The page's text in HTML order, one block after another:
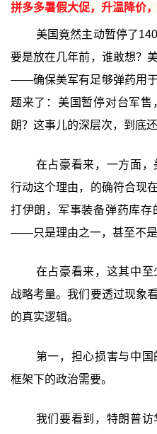
拼多多暑假大促，升温降价
美国竟然主动暂停了
要是放在几年前，谁敢想？
——确保美军有足够弹药用
题来了：美国暂停对台军
朗？这事儿的深层次，到底
在占豪看来，一方面
行动这个理由，的确符合现
打伊朗，军事装备弹药库
——只是理由之一，甚至不是
在占豪看来，这其中
战略考量。我们要透过现象
的真实逻辑。
第一，担心损害与中
框架下的政治需要。
我们要看到，特朗普